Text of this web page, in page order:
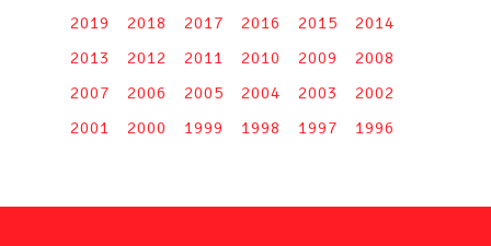
2019
2018 2017 2016 2015
2014
2013
2012 2011 2010 2009
2008
2007
2006 2005 2004 2003
2002
2001
2000 1999 1998 1997 1996